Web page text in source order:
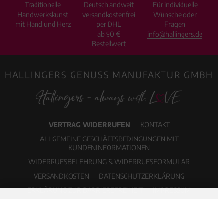
Traditionelle
Handwerkskunst
mit Hand und Herz
Deutschlandweit
versandkostenfrei
per DHL
ab 90 €
Bestellwert
Für individuelle
Wünsche oder
Fragen
info@hallingers.de
HALLINGERS GENUSS MANUFAKTUR GMBH
VERTRAG WIDERRUFEN
KONTAKT
ALLGEMEINE GESCHÄFTSBEDINGUNGEN MIT
KUNDENINFORMATIONEN
WIDERRUFSBELEHRUNG & WIDERRUFSFORMULAR
VERSANDKOSTEN
DATENSCHUTZERKLÄRUNG
ERKLÄRUNG ZUR BARRIEREFREIHEIT
IMPRESSUM